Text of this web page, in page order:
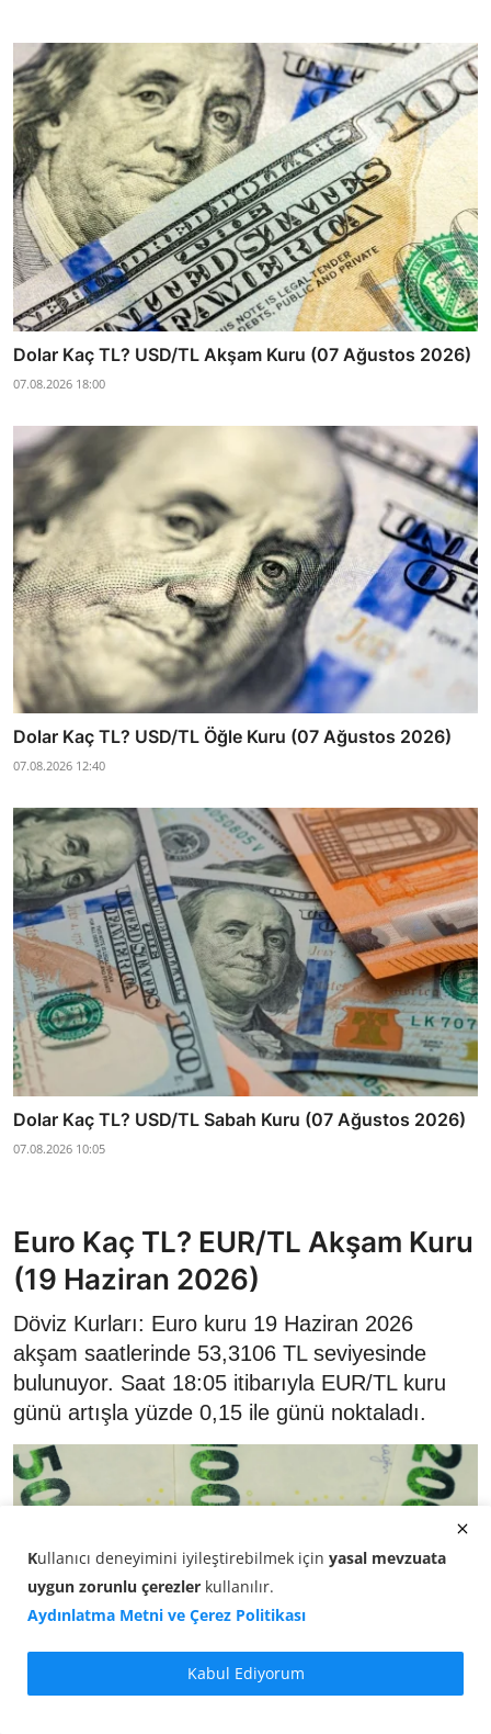
Dolar Kaç TL? USD/TL Akşam Kuru (07 Ağustos 2026)
07.08.2026 18:00
Dolar Kaç TL? USD/TL Öğle Kuru (07 Ağustos 2026)
07.08.2026 12:40
Dolar Kaç TL? USD/TL Sabah Kuru (07 Ağustos 2026)
07.08.2026 10:05
Euro Kaç TL? EUR/TL Akşam Kuru
(19 Haziran 2026)
Döviz Kurları: Euro kuru 19 Haziran 2026
akşam saatlerinde 53,3106 TL seviyesinde
bulunuyor. Saat 18:05 itibarıyla EUR/TL kuru
günü artışla yüzde 0,15 ile günü noktaladı.
Kullanıcı deneyimini iyileştirebilmek için yasal mevzuata
uygun zorunlu çerezler kullanılır.
Aydınlatma Metni ve Çerez Politikası
Kabul Ediyorum